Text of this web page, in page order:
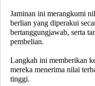
Jaminan ini merangkumi
berlian yang diperakui
bertanggungjawab, serta
pembelian.
Langkah ini memberikan
mereka menerima nilai
tinggi.